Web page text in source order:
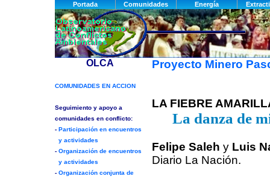
Proyecto Minero
LA FIEBRE
La danza de
Felipe Saleh y Luis
Diario La Nación.